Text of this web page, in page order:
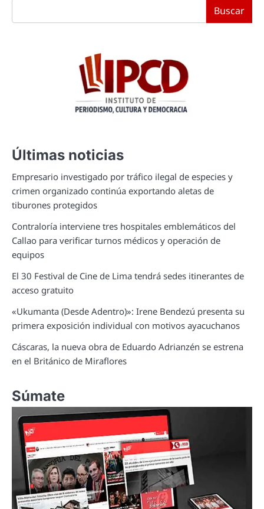
Buscar
Últimas noticias
Empresario investigado por tráfico ilegal de especies y
crimen organizado continúa exportando aletas de
tiburones protegidos
Contraloría interviene tres hospitales emblemáticos del
Callao para verificar turnos médicos y operación de
equipos
El 30 Festival de Cine de Lima tendrá sedes itinerantes de
acceso gratuito
«Ukumanta (Desde Adentro)»: Irene Bendezú presenta su
primera exposición individual con motivos ayacuchanos
Cáscaras, la nueva obra de Eduardo Adrianzén se estrena
en el Británico de Miraflores
Súmate